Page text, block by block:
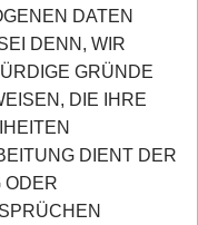
DATEN
DENN, WIR
GRÜNDE
DIE IHRE
DIENT DER